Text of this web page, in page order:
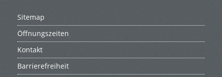
Sitemap
Öffnungszeiten
Kontakt
Barrierefreiheit